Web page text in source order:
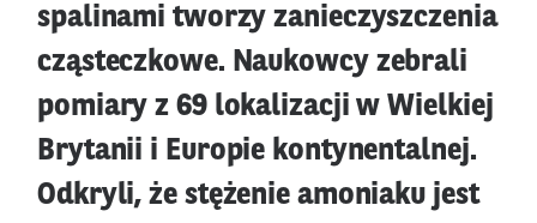
spalinami tworzy zanieczyszczenia
cząsteczkowe. Naukowcy zebrali
pomiary z 69 lokalizacji w Wielkiej
Brytanii i Europie kontynentalnej.
Odkryli, że stężenie amoniaku jest